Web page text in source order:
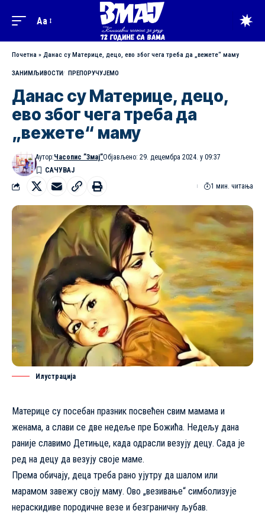
Aa
Почетна » Данас су Материце, децо, ево због чега треба да „вежете“ маму
ЗАНИМЉИВОСТИ ПРЕПОРУЧУЈЕМО
Данас су Материце, децо,
ево због чега треба да
„вежете“ маму
Аутор:Часопис ”Змај”Објављено: 29. децембра 2024. у 09:37
1 мин. читања
Илустрација
Материце су посебан празник посвећен свим мамама и
женама, а слави се две недеље пре Божића. Недељу дана
раније славимо Детињце, када одрасли везују децу. Сада је
ред на децу да везују своје маме.
Према обичају, деца треба рано ујутру да шалом или
марамом завежу своју маму. Ово „везивање“ симболизује
нераскидиве породичне везе и безграничну љубав.